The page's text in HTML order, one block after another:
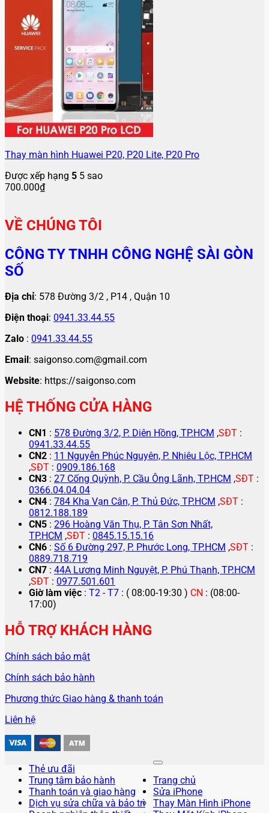
Thay màn hình Huawei P20, P20 Lite, P20 Pro
Được xếp hạng 5 5 sao
700.000₫
VỀ CHÚNG TÔI
CÔNG TY TNHH CÔNG NGHỆ SÀI GÒN
SỐ
Địa chỉ: 578 Đường 3/2 , P14 , Quận 10
Điện thoại: 0941.33.44.55
Zalo : 0941.33.44.55
Email : saigonso.com@gmail.com
Website: https://saigonso.com
HỆ THỐNG CỬA HÀNG
CN1 : 578 Đường 3/2, P. Diên Hồng, TP.HCM ,SĐT :
0941.33.44.55
CN2 : 11 Nguyễn Phúc Nguyên, P. Nhiêu Lộc, TP.HCM
,SĐT : 0909.186.168
CN3 : 27 Cống Quỳnh, P. Cầu Ông Lãnh, TP.HCM ,SĐT :
0366.04.04.04
CN4 : 784 Kha Vạn Cân, P. Thủ Đức, TP.HCM ,SĐT :
0812.188.189
CN5 : 296 Hoàng Văn Thụ, P. Tân Sơn Nhất,
TP.HCM ,SĐT : 0845.15.15.16
CN6 : Số 6 Đường 297, P. Phước Long, TP.HCM ,SĐT :
0889.718.719
CN7 : 44A Lương Minh Nguyệt, P. Phú Thạnh, TP.HCM
,SĐT : 0977.501.601
Giờ làm việc : T2 - T7 : ( 08:00-19:30 ) CN : (08:00-
17:00)
HỖ TRỢ KHÁCH HÀNG
Chính sách bảo mật
Chính sách bảo hành
Phương thức Giao hàng & thanh toán
Liên hệ
Thẻ ưu đãi
Trung tâm bảo hành
Thanh toán và giao hàng
Dịch vụ sửa chữa và bảo trì
Trang chủ
Sửa iPhone
Thay Màn Hình iPhone